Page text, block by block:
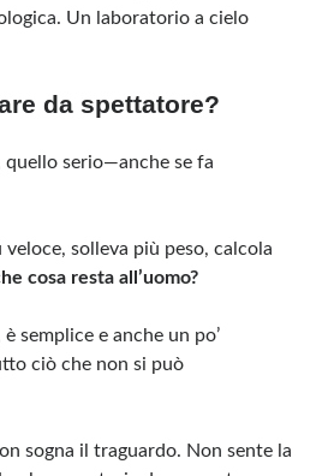
Un laboratorio a cielo
da spettatore?
quello serio—anche se fa
solleva più peso, calcola
cosa resta all’uomo?
semplice e anche un po’
ciò che non si può
sogna il traguardo. Non sente la